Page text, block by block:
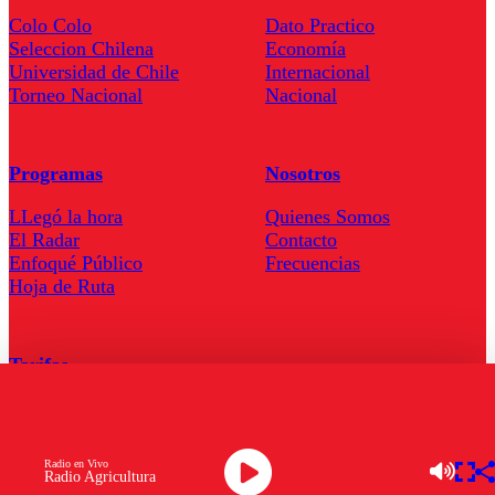
Radio Agricultura
Radio en Vivo
Colo Colo
Seleccion Chilena
Universidad de Chile
Torneo Nacional
Dato Practico
Economía
Internacional
Nacional
Programas
LLegó la hora
El Radar
Enfoqué Público
Hoja de Ruta
Nosotros
Quienes Somos
Contacto
Frecuencias
Tarifas